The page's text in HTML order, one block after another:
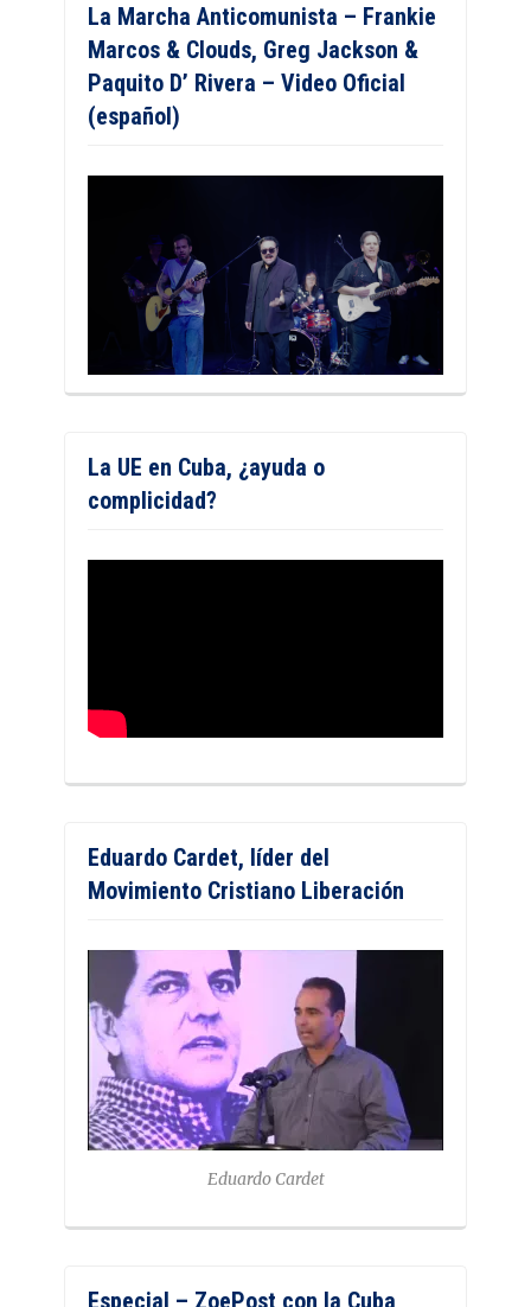
La Marcha Anticomunista – Frankie
Marcos & Clouds, Greg Jackson &
Paquito D’ Rivera – Video Oficial
(español)
La UE en Cuba, ¿ayuda o
complicidad?
Eduardo Cardet, líder del
Movimiento Cristiano Liberación
Eduardo Cardet